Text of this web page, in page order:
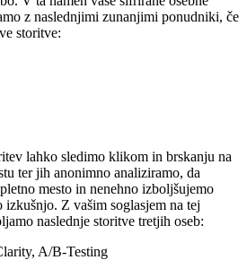
z naslednjimi zunanjimi ponudniki, če
storitve:
lahko sledimo klikom in brskanju na
ter jih anonimno analiziramo, da
mesto in nenehno izboljšujemo
izkušnjo. Z vašim soglasjem na tej
naslednje storitve tretjih oseb:
A/B-Testing